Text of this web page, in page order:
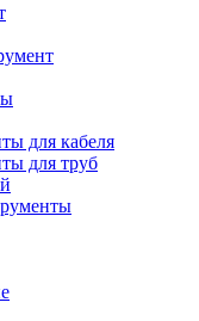
для кабеля
для труб